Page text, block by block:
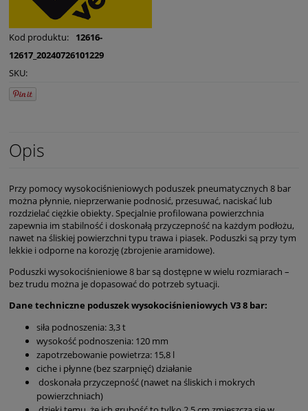
Kod produktu:
12616-
12617_20240726101229
SKU:
Opis
Przy pomocy wysokociśnieniowych poduszek pneumatycznych 8 bar
można płynnie, nieprzerwanie podnosić, przesuwać, naciskać lub
rozdzielać ciężkie obiekty. Specjalnie profilowana powierzchnia
zapewnia im stabilność i doskonałą przyczepność na każdym podłożu,
nawet na śliskiej powierzchni typu trawa i piasek. Poduszki są przy tym
lekkie i odporne na korozję (zbrojenie aramidowe).
Poduszki wysokociśnieniowe 8 bar są dostępne w wielu rozmiarach –
bez trudu można je dopasować do potrzeb sytuacji.
Dane techniczne poduszek wysokociśnieniowych V3 8 bar:
siła podnoszenia: 3,3 t
wysokość podnoszenia: 120 mm
zapotrzebowanie powietrza: 15,8 l
ciche i płynne (bez szarpnięć) działanie
doskonała przyczepność (nawet na śliskich i mokrych
powierzchniach)